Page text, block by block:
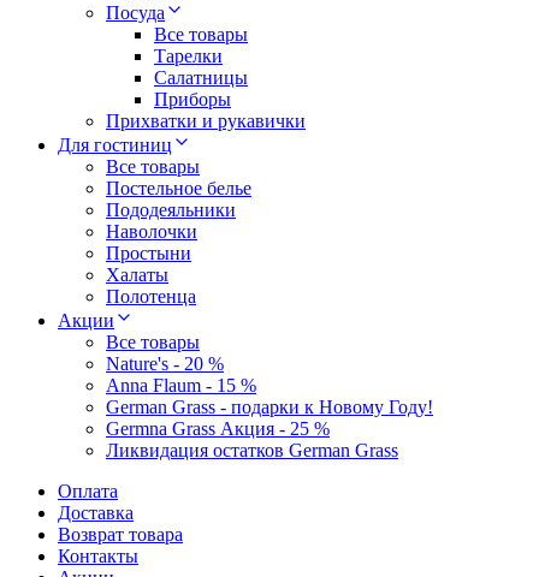
Посуда
Все товары
Тарелки
Салатницы
Приборы
Прихватки и рукавички
Для гостиниц
Все товары
Постельное белье
Пододеяльники
Наволочки
Простыни
Халаты
Полотенца
Акции
Все товары
Nature's - 20 %
Anna Flaum - 15 %
German Grass - подарки к Новому Году!
Germna Grass Акция - 25 %
Ликвидация остатков German Grass
Оплата
Доставка
Возврат товара
Контакты